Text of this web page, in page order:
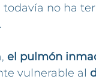
todavía no ha
el pulmón
vulnerable al